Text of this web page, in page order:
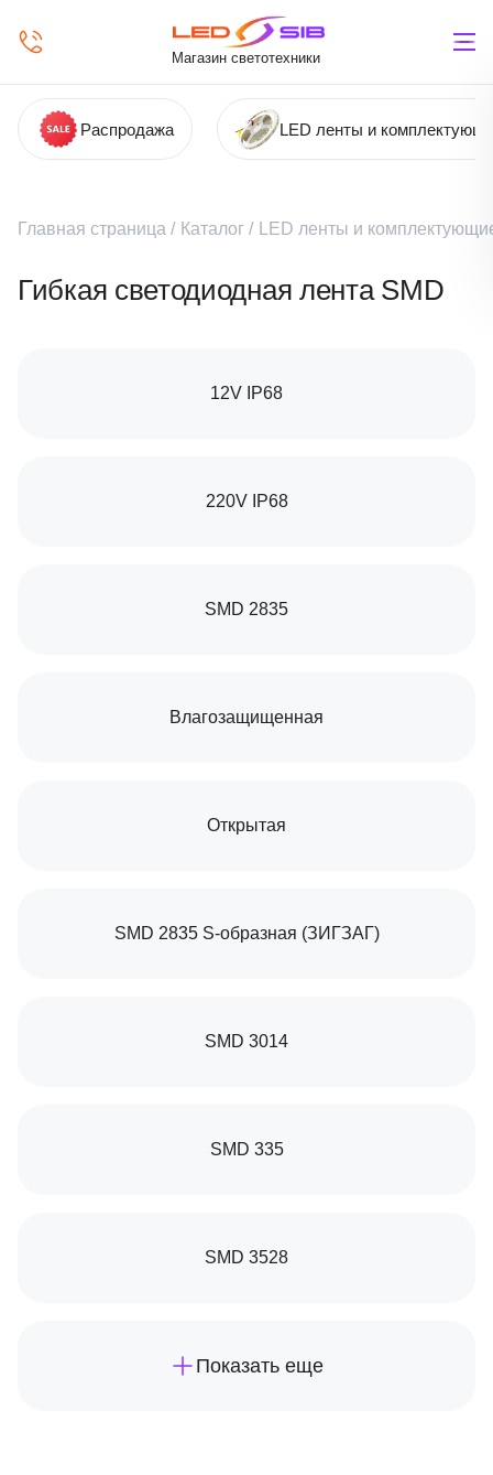
Магазин светотехники
Распродажа LED ленты и
Главная страница / Каталог / LED ленты и
Гибкая светодиодная лента SMD
12V IP68
220V IP68
SMD 2835
Влагозащищенная
Открытая
SMD 2835 S-образная (ЗИГЗАГ)
SMD 3014
SMD 335
SMD 3528
Показать еще